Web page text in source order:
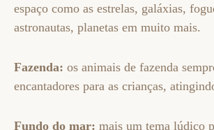
espaço como as estrelas, galáxias,
astronautas, planetas em muito mais.
Fazenda: os animais de fazenda
encantadores para as crianças,
Fundo do mar: mais um tema lúdico